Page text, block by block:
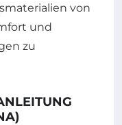
von
und
zu